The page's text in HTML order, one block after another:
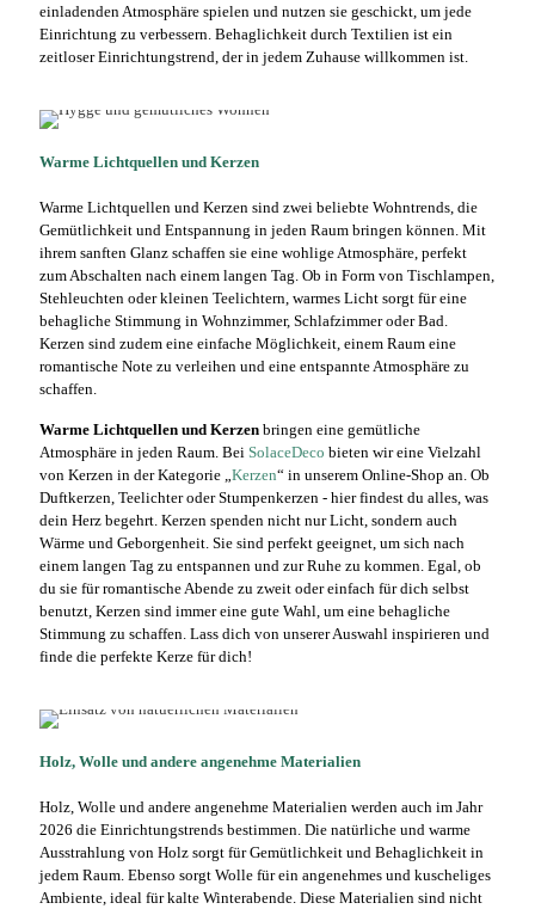
einladenden Atmosphäre spielen und nutzen sie geschickt, um jede
Einrichtung zu verbessern. Behaglichkeit durch Textilien ist ein
zeitloser Einrichtungstrend, der in jedem Zuhause willkommen ist.
Warme Lichtquellen und Kerzen
Warme Lichtquellen und Kerzen sind zwei beliebte Wohntrends, die
Gemütlichkeit und Entspannung in jeden Raum bringen können. Mit
ihrem sanften Glanz schaffen sie eine wohlige Atmosphäre, perfekt
zum Abschalten nach einem langen Tag. Ob in Form von Tischlampen,
Stehleuchten oder kleinen Teelichtern, warmes Licht sorgt für eine
behagliche Stimmung in Wohnzimmer, Schlafzimmer oder Bad.
Kerzen sind zudem eine einfache Möglichkeit, einem Raum eine
romantische Note zu verleihen und eine entspannte Atmosphäre zu
schaffen.
Warme Lichtquellen und Kerzen bringen eine gemütliche
Atmosphäre in jeden Raum. Bei SolaceDeco bieten wir eine Vielzahl
von Kerzen in der Kategorie „Kerzen“ in unserem Online-Shop an. Ob
Duftkerzen, Teelichter oder Stumpenkerzen - hier findest du alles, was
dein Herz begehrt. Kerzen spenden nicht nur Licht, sondern auch
Wärme und Geborgenheit. Sie sind perfekt geeignet, um sich nach
einem langen Tag zu entspannen und zur Ruhe zu kommen. Egal, ob
du sie für romantische Abende zu zweit oder einfach für dich selbst
benutzt, Kerzen sind immer eine gute Wahl, um eine behagliche
Stimmung zu schaffen. Lass dich von unserer Auswahl inspirieren und
finde die perfekte Kerze für dich!
Holz, Wolle und andere angenehme Materialien
Holz, Wolle und andere angenehme Materialien werden auch im Jahr
2026 die Einrichtungstrends bestimmen. Die natürliche und warme
Ausstrahlung von Holz sorgt für Gemütlichkeit und Behaglichkeit in
jedem Raum. Ebenso sorgt Wolle für ein angenehmes und kuscheliges
Ambiente, ideal für kalte Winterabende. Diese Materialien sind nicht